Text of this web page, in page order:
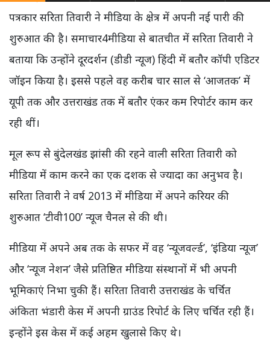
पत्रकार सरिता तिवारी ने मीडिया के क्षेत्र में अपनी नई पारी की
शुरुआत की है। समाचार4मीडिया से बातचीत में सरिता तिवारी ने
बताया कि उन्होंने दूरदर्शन (डीडी न्यूज) हिंदी में बतौर कॉपी एडिटर
जॉइन किया है। इससे पहले वह करीब चार साल से ‘आजतक’ में
यूपी तक और उत्तराखंड तक में बतौर एंकर कम रिपोर्टर काम कर
रही थीं।
मूल रूप से बुंदेलखंड झांसी की रहने वाली सरिता तिवारी को
मीडिया में काम करने का एक दशक से ज्यादा का अनुभव है।
सरिता तिवारी ने वर्ष 2013 में मीडिया में अपने करियर की
शुरुआत ‘टीवी100’ न्यूज चैनल से की थी।
मीडिया में अपने अब तक के सफर में वह ‘न्यूजवर्ल्ड’, ‘इंडिया न्यूज’
और ‘न्यूज नेशन’ जैसे प्रतिष्ठित मीडिया संस्थानों में भी अपनी
भूमिकाएं निभा चुकी हैं। सरिता तिवारी उत्तराखंड के चर्चित
अंकिता भंडारी केस में अपनी ग्राउंड रिपोर्ट के लिए चर्चित रही हैं।
इन्होंने इस केस में कई अहम खुलासे किए थे।